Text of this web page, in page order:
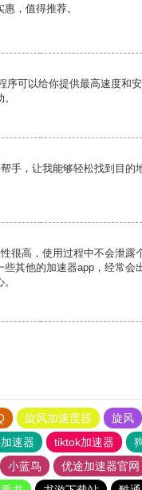
，值得推荐。
序可以给你提供最高速度和
手，让我能够轻松找到目的
很高，使用过程中不会泄露
些其他的加速器app，经常会
旋风加速度器 旋风
速器 tiktok加速器
小蓝鸟 优途加速器官网